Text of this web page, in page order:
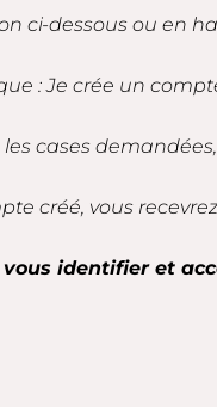
ci-dessous ou en
: Je crée un
cases
créé, vous
identifier et